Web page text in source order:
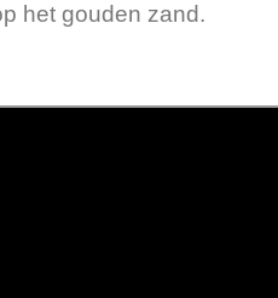
het gouden zand.